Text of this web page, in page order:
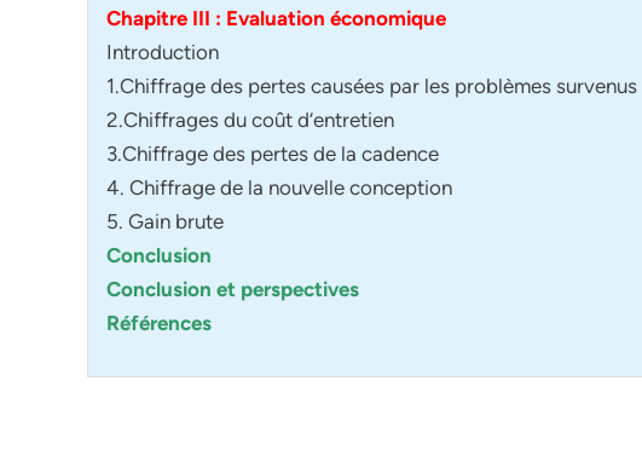
Chapitre III : Evaluation économique
Introduction
1.Chiffrage des pertes causées par les problèmes
2.Chiffrages du coût d’entretien
3.Chiffrage des pertes de la cadence
4. Chiffrage de la nouvelle conception
5. Gain brute
Conclusion
Conclusion et perspectives
Références